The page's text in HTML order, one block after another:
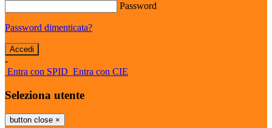
Password
Password dimenticata?
-
Entra con SPID Entra con CIE
Seleziona utente
button close ×